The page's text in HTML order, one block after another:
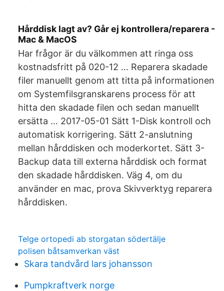
Hårddisk lagt av? Går ej kontrollera/reparera -
Mac & MacOS
Har frågor är du välkommen att ringa oss
kostnadsfritt på 020-12 … Reparera skadade
filer manuellt genom att titta på informationen
om Systemfilsgranskarens process för att
hitta den skadade filen och sedan manuellt
ersätta … 2017-05-01 Sätt 1-Disk kontroll och
automatisk korrigering. Sätt 2-anslutning
mellan hårddisken och moderkortet. Sätt 3-
Backup data till externa hårddisk och format
den skadade hårddisken. Väg 4, om du
använder en mac, prova Skivverktyg reparera
hårddisken.
Telge ortopedi ab storgatan södertälje
polisen båtsamverkan väst
Skara tandvård lars johansson
Pumpkraftverk norge